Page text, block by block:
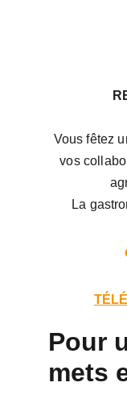
Vous fêtez
vos
La
Pour
mets